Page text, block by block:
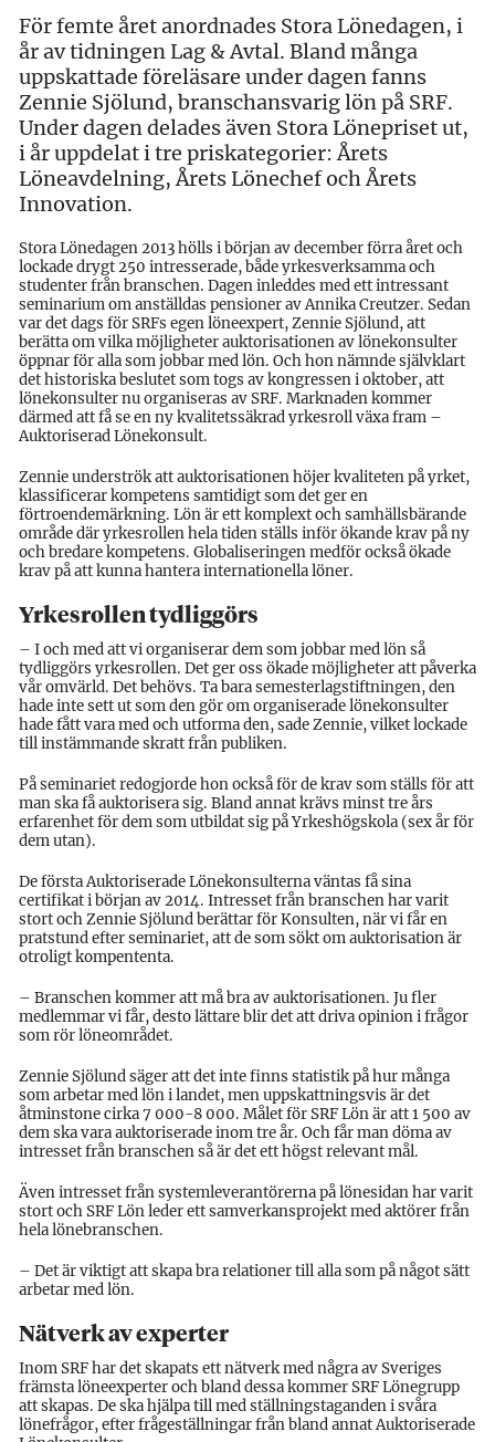
För femte året anordnades Stora Lönedagen, i
år av tidningen Lag & Avtal. Bland många
uppskattade föreläsare under dagen fanns
Zennie Sjölund, branschansvarig lön på SRF.
Under dagen delades även Stora Lönepriset ut,
i år uppdelat i tre priskategorier: Årets
Löneavdelning, Årets Lönechef och Årets
Innovation.
Stora Lönedagen 2013 hölls i början av december förra året och
lockade drygt 250 intresserade, både yrkesverksamma och
studenter från branschen. Dagen inleddes med ett intressant
seminarium om anställdas pensioner av Annika Creutzer. Sedan
var det dags för SRFs egen löneexpert, Zennie Sjölund, att
berätta om vilka möjligheter auktorisationen av lönekonsulter
öppnar för alla som jobbar med lön. Och hon nämnde självklart
det historiska beslutet som togs av kongressen i oktober, att
lönekonsulter nu organiseras av SRF. Marknaden kommer
därmed att få se en ny kvalitetssäkrad yrkesroll växa fram –
Auktoriserad Lönekonsult.
Zennie underströk att auktorisationen höjer kvaliteten på yrket,
klassificerar kompetens samtidigt som det ger en
förtroendemärkning. Lön är ett komplext och samhällsbärande
område där yrkesrollen hela tiden ställs inför ökande krav på ny
och bredare kompetens. Globaliseringen medför också ökade
krav på att kunna hantera internationella löner.
Yrkesrollen tydliggörs
– I och med att vi organiserar dem som jobbar med lön så
tydliggörs yrkesrollen. Det ger oss ökade möjligheter att påverka
vår omvärld. Det behövs. Ta bara semesterlagstiftningen, den
hade inte sett ut som den gör om organiserade lönekonsulter
hade fått vara med och utforma den, sade Zennie, vilket lockade
till instämmande skratt från publiken.
På seminariet redogjorde hon också för de krav som ställs för att
man ska få auktorisera sig. Bland annat krävs minst tre års
erfarenhet för dem som utbildat sig på Yrkeshögskola (sex år för
dem utan).
De första Auktoriserade Lönekonsulterna väntas få sina
certifikat i början av 2014. Intresset från branschen har varit
stort och Zennie Sjölund berättar för Konsulten, när vi får en
pratstund efter seminariet, att de som sökt om auktorisation är
otroligt kompententa.
– Branschen kommer att må bra av auktorisationen. Ju fler
medlemmar vi får, desto lättare blir det att driva opinion i frågor
som rör löneområdet.
Zennie Sjölund säger att det inte finns statistik på hur många
som arbetar med lön i landet, men uppskattningsvis är det
åtminstone cirka 7 000-8 000. Målet för SRF Lön är att 1 500 av
dem ska vara auktoriserade inom tre år. Och får man döma av
intresset från branschen så är det ett högst relevant mål.
Även intresset från systemleverantörerna på lönesidan har varit
stort och SRF Lön leder ett samverkansprojekt med aktörer från
hela lönebranschen.
– Det är viktigt att skapa bra relationer till alla som på något sätt
arbetar med lön.
Nätverk av experter
Inom SRF har det skapats ett nätverk med några av Sveriges
främsta löneexperter och bland dessa kommer SRF Lönegrupp
att skapas. De ska hjälpa till med ställningstaganden i svåra
lönefrågor, efter frågeställningar från bland annat Auktoriserade